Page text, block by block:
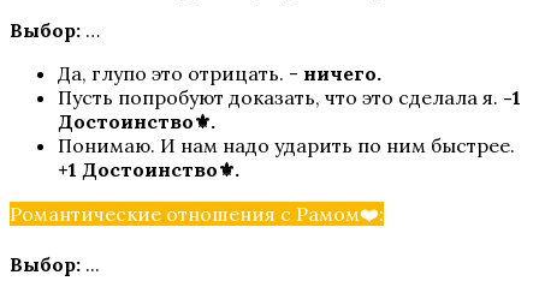
Путь Валькирии
Выбор: …
Да, глупо это отрицать. - ничего.
Пусть попробуют доказать, что это сделала я. -1
Достоинство⚜️.
Понимаю. И нам надо ударить по ним быстрее.
+1 Достоинство⚜️.
Романтические отношения с Рамом❤️:
Выбор: ...